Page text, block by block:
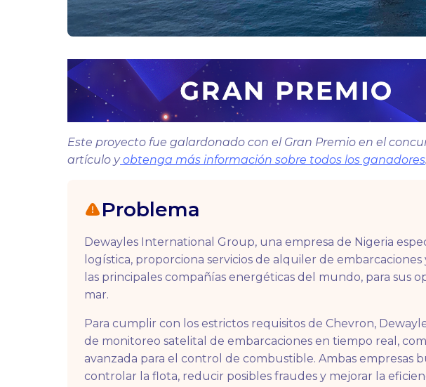
Este proyecto fue galardonado con el Gran Premio en el
artículo yobtenga más información sobre todos los ganadores.
Problema
Dewayles International Group, una empresa de Nigeria
logística, proporciona servicios de alquiler de
las principales compañías energéticas del mundo, para sus
mar.
Para cumplir con los estrictos requisitos de Chevron,
de monitoreo satelital de embarcaciones en tiempo real,
avanzada para el control de combustible. Ambas empresas
controlar la flota, reducir posibles fraudes y mejorar la